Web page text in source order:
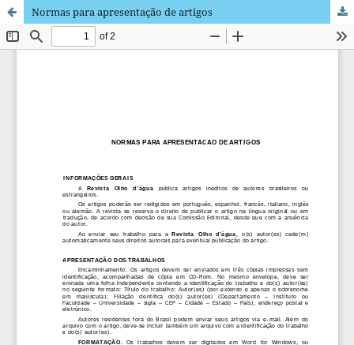
Normas para apresentação de artigos